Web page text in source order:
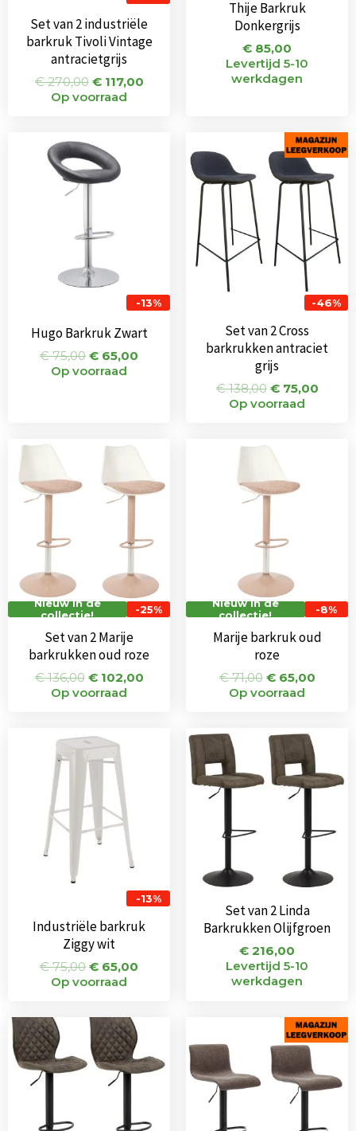
Set van 2 industriële
barkruk Tivoli Vintage
antracietgrijs
€270,00 €117,00
Op voorraad
Thije Barkruk
Donkergrijs
€ 85,00
Levertijd 5-10
werkdagen
-13%
Hugo Barkruk Zwart
€75,00
prijs
was:
€ 75,00.
€ 65,00
Op voorraad
-46%
Set van 2 Cross
barkrukken antraciet
grijs
€138,00
prijs
was:
€ 138,00.
€75,00
prijs
is:
€
Op voorraad
-25%
Nieuw in de
collectie!
Set van 2 Marije
barkrukken oud roze
€136,00
Oorspronkelijke
€ 136,00.
€102,00
€ 102,00.
Op voorraad
-8%
Nieuw in de
collectie!
Marije barkruk oud
roze
€71,00
prijs
€ 71,00.
€65,00
Op voorraad
-13%
Industriële barkruk
Ziggy wit
€75,00
Oorspronkelijke
was:
€ 75,00.
€ 65,00
Op voorraad
Set van 2 Linda
Barkrukken Olijfgroen
€ 216,00
Levertijd 5-10
werkdagen
Oorspronkelijke
prijs
was:
€ 248,00.
is:
€ 209,00.
prijs
was:
€ 150,00.
prijs